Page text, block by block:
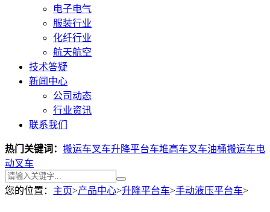
电子电气
服装行业
化纤行业
航天航空
技术答疑
新闻中心
公司动态
行业资讯
联系我们
热门关键词： 搬运车叉车升降平台车堆高车叉车油桶搬运车电
动叉车
您的位置： 主页>产品中心>升降平台车>手动液压平台车>